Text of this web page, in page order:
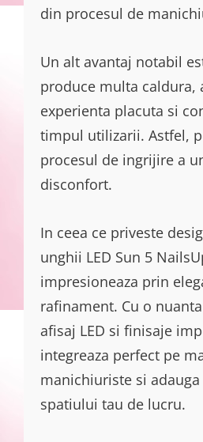
din procesul de
Un alt avantaj notabil
produce multa caldura,
experienta placuta si
timpul utilizarii. Astfel,
procesul de ingrijire a
disconfort.
In ceea ce priveste
unghii LED Sun 5
impresioneaza prin
rafinament. Cu o
afisaj LED si finisaje
integreaza perfect pe
manichiuriste si
spatiului tau de lucru.